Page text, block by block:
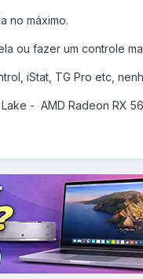
no máximo.
ou fazer um controle
iStat, TG Pro etc,
- AMD Radeon RX